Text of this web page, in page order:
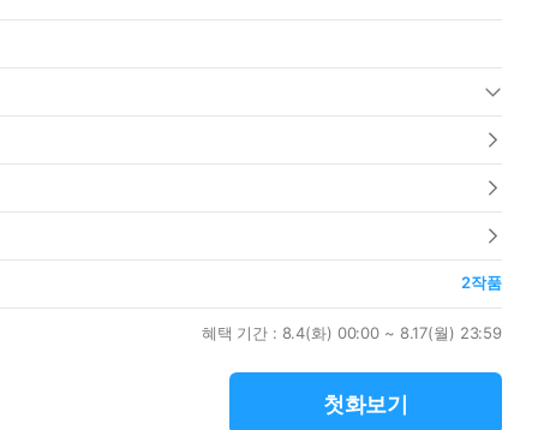
2작품
혜택 기간 : 8.4(화) 00:00 ~ 8.17(월) 23:59
첫화보기